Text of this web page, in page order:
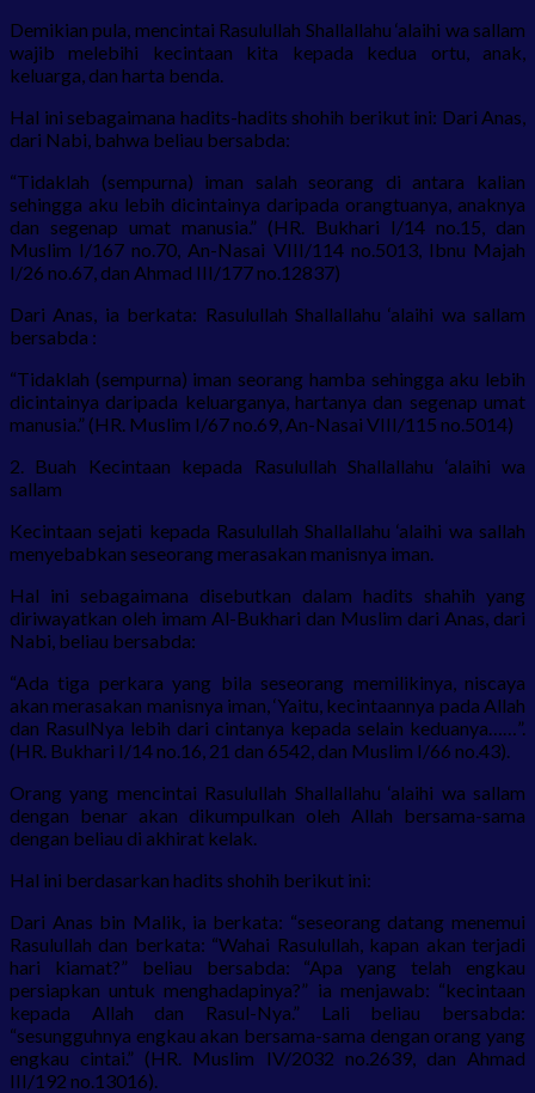
Demikian pula, mencintai Rasulullah Shallallahu ‘alaihi wa sallam
wajib melebihi kecintaan kita kepada kedua ortu, anak,
keluarga, dan harta benda.
Hal ini sebagaimana hadits-hadits shohih berikut ini: Dari Anas,
dari Nabi, bahwa beliau bersabda:
“Tidaklah (sempurna) iman salah seorang di antara kalian
sehingga aku lebih dicintainya daripada orangtuanya, anaknya
dan segenap umat manusia.” (HR. Bukhari I/14 no.15, dan
Muslim I/167 no.70, An-Nasai VIII/114 no.5013, Ibnu Majah
I/26 no.67, dan Ahmad III/177 no.12837)
Dari Anas, ia berkata: Rasulullah Shallallahu ‘alaihi wa sallam
bersabda :
“Tidaklah (sempurna) iman seorang hamba sehingga aku lebih
dicintainya daripada keluarganya, hartanya dan segenap umat
manusia.” (HR. Muslim I/67 no.69, An-Nasai VIII/115 no.5014)
2. Buah Kecintaan kepada Rasulullah Shallallahu ‘alaihi wa
sallam
Kecintaan sejati kepada Rasulullah Shallallahu ‘alaihi wa sallah
menyebabkan seseorang merasakan manisnya iman.
Hal ini sebagaimana disebutkan dalam hadits shahih yang
diriwayatkan oleh imam Al-Bukhari dan Muslim dari Anas, dari
Nabi, beliau bersabda:
“Ada tiga perkara yang bila seseorang memilikinya, niscaya
akan merasakan manisnya iman, ‘Yaitu, kecintaannya pada Allah
dan RasulNya lebih dari cintanya kepada selain keduanya……”.
(HR. Bukhari I/14 no.16, 21 dan 6542, dan Muslim I/66 no.43).
Orang yang mencintai Rasulullah Shallallahu ‘alaihi wa sallam
dengan benar akan dikumpulkan oleh Allah bersama-sama
dengan beliau di akhirat kelak.
Hal ini berdasarkan hadits shohih berikut ini:
Dari Anas bin Malik, ia berkata: “seseorang datang menemui
Rasulullah dan berkata: “Wahai Rasulullah, kapan akan terjadi
hari kiamat?” beliau bersabda: “Apa yang telah engkau
persiapkan untuk menghadapinya?” ia menjawab: “kecintaan
kepada Allah dan Rasul-Nya.” Lali beliau bersabda:
“sesungguhnya engkau akan bersama-sama dengan orang yang
engkau cintai.” (HR. Muslim IV/2032 no.2639, dan Ahmad
III/192 no.13016).